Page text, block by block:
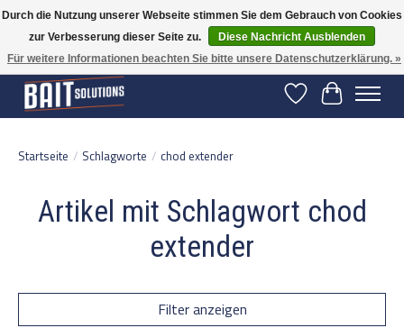
Gratis verzending vanaf 50 euro binnen NL | Op voorraad binnen 2-5 werkdagen
verzonden | België vanaf 70 euro gratis verzonden
Wunschzettel
Ihr
Startseite / Schlagworte / chod extender
Artikel mit Schlagwort chod
extender
Filter anzeigen
Durch die Nutzung unserer Webseite stimmen Sie dem Gebrauch von Cookies
zur Verbesserung dieser Seite zu.
Diese Nachricht Ausblenden
Für weitere Informationen beachten Sie bitte unsere Datenschutzerklärung. »